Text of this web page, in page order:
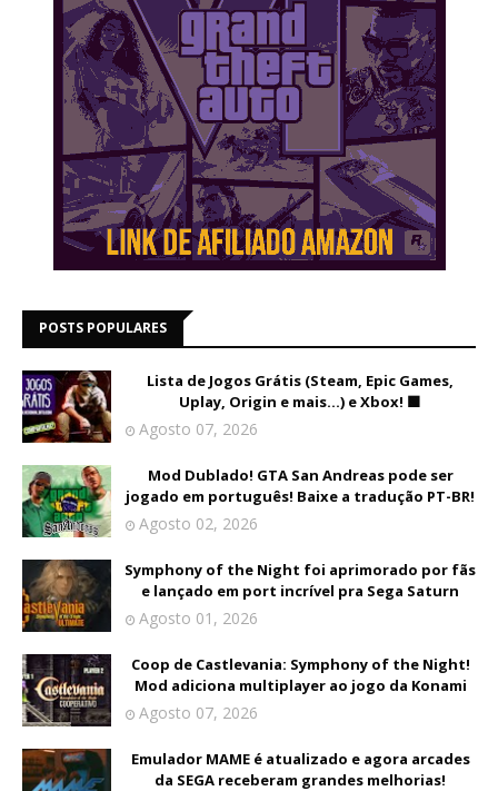
POSTS POPULARES
Lista de Jogos Grátis (Steam, Epic Games,
Uplay, Origin e mais...) e Xbox! 🟩
Agosto 07, 2026
Mod Dublado! GTA San Andreas pode ser
jogado em português! Baixe a tradução PT-BR!
Agosto 02, 2026
Symphony of the Night foi aprimorado por fãs
e lançado em port incrível pra Sega Saturn
Agosto 01, 2026
Coop de Castlevania: Symphony of the Night!
Mod adiciona multiplayer ao jogo da Konami
Agosto 07, 2026
Emulador MAME é atualizado e agora arcades
da SEGA receberam grandes melhorias!